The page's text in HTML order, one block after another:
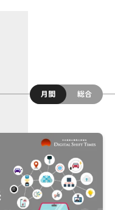
月間
総合